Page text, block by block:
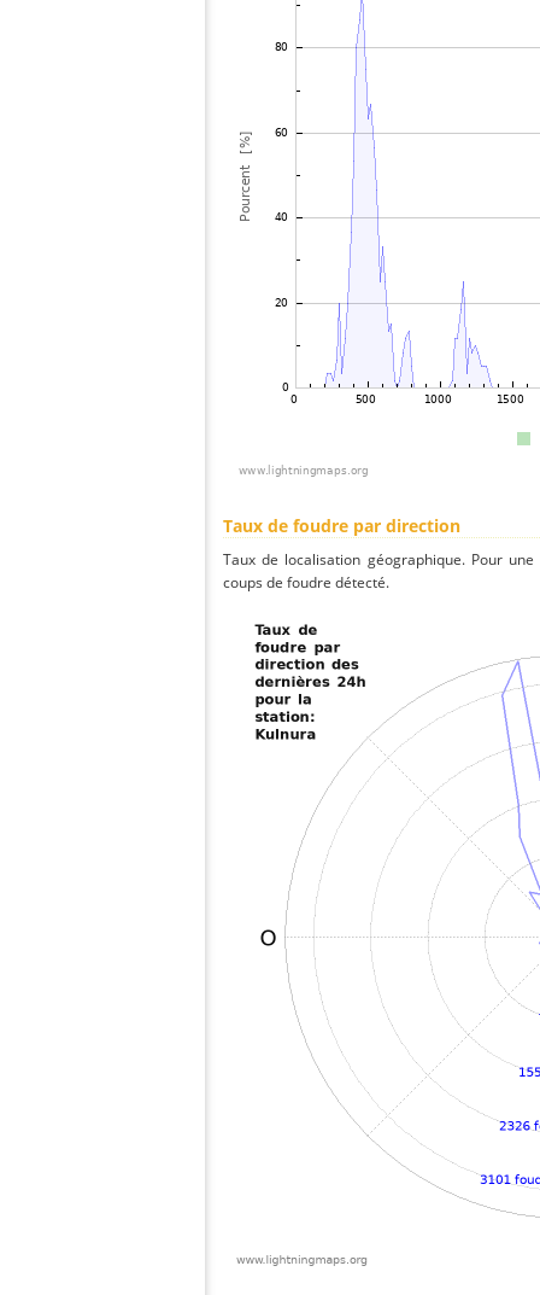
Taux de foudre par direction
Taux de localisation géographique. Pour
coups de foudre détecté.